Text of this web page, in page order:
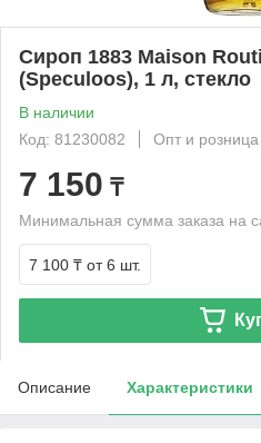
Сироп 1883 Maison
(Speculoos), 1 л, стекло
В наличии
Код: 81230082
Опт и розница
7 150 ₸
Минимальная сумма заказа на
7 100 ₸ от 6 шт.
Описание Характеристики